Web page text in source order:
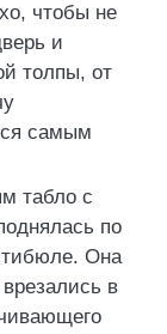
чтобы не
и
толпы, от
самым
табло с
по
Она
в